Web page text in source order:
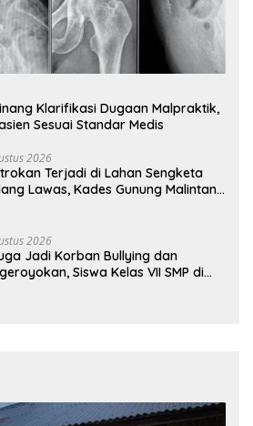
Klarifikasi Dugaan Malpraktik,
Sesuai Standar Medis
2026
Terjadi di Lahan Sengketa
Lawas, Kades Gunung Malintang
2026
Jadi Korban Bullying dan
Siswa Kelas VII SMP di